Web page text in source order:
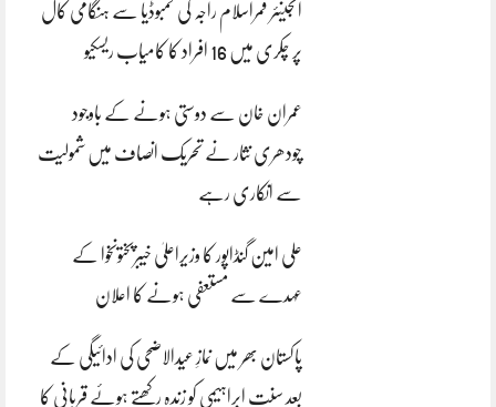
انجینئر قمراسلام راجہ کی کمبوڈیا سے ہنگامی کال
پر چکری میں 16 افراد کا کامیاب ریسکیو
عمران خان سے دوستی ہونے کے باوجود
چودھری نثار نے تحریک انصاف میں شمولیت
سے انکاری رہے
علی امین گنڈاپور کا وزیراعلیٰ خیبرپختونخوا کے
عہدے سے مستعفی ہونے کا اعلان
پاکستان بھر میں نمازِ عیدالاضحی کی ادائیگی کے
بعد سنتِ ابراہیمی کو زندہ رکھتے ہوئے قربانی کا